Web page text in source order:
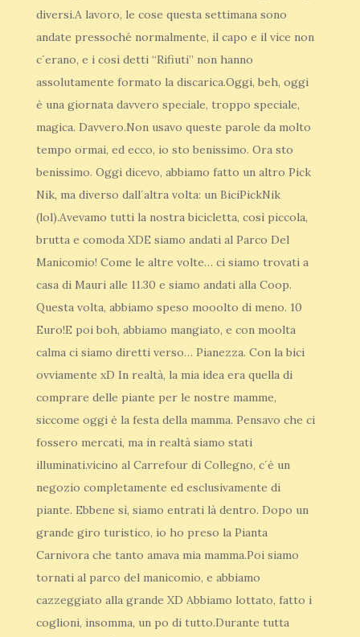
diversi.A lavoro, le cose questa settimana sono
andate pressoché normalmente, il capo e il vice non
c´erano, e i così detti “Rifiuti” non hanno
assolutamente formato la discarica.Oggi, beh, oggi
è una giornata davvero speciale, troppo speciale,
magica. Davvero.Non usavo queste parole da molto
tempo ormai, ed ecco, io sto benissimo. Ora sto
benissimo. Oggi dicevo, abbiamo fatto un altro Pick
Nik, ma diverso dall´altra volta: un BiciPickNik
(lol).Avevamo tutti la nostra bicicletta, così piccola,
brutta e comoda XDE siamo andati al Parco Del
Manicomio! Come le altre volte… ci siamo trovati a
casa di Mauri alle 11.30 e siamo andati alla Coop.
Questa volta, abbiamo speso mooolto di meno. 10
Euro!E poi boh, abbiamo mangiato, e con moolta
calma ci siamo diretti verso… Pianezza. Con la bici
ovviamente xD In realtà, la mia idea era quella di
comprare delle piante per le nostre mamme,
siccome oggi è la festa della mamma. Pensavo che ci
fossero mercati, ma in realtà siamo stati
illuminati.vicino al Carrefour di Collegno, c´è un
negozio completamente ed esclusivamente di
piante. Ebbene sì, siamo entrati là dentro. Dopo un
grande giro turistico, io ho preso la Pianta
Carnivora che tanto amava mia mamma.Poi siamo
tornati al parco del manicomio, e abbiamo
cazzeggiato alla grande XD Abbiamo lottato, fatto i
coglioni, insomma, un po di tutto.Durante tutta